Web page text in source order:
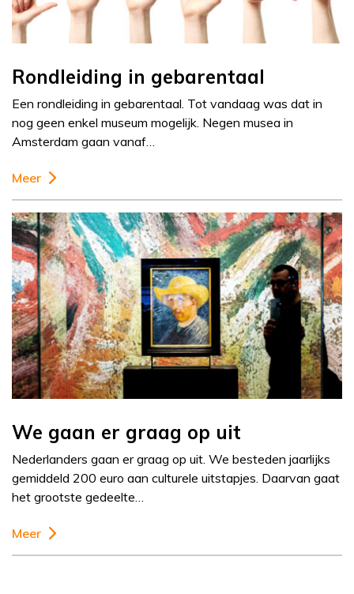
Rondleiding in gebarentaal
Een rondleiding in gebarentaal. Tot vandaag was dat in
nog geen enkel museum mogelijk. Negen musea in
Amsterdam gaan vanaf…
Meer
We gaan er graag op uit
Nederlanders gaan er graag op uit. We besteden jaarlijks
gemiddeld 200 euro aan culturele uitstapjes. Daarvan gaat
het grootste gedeelte…
Meer